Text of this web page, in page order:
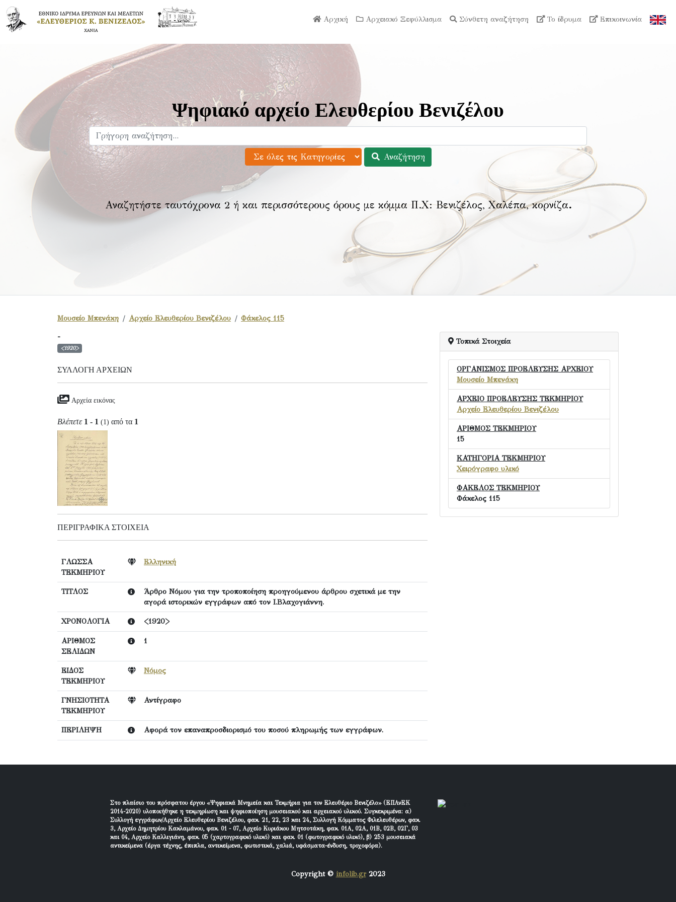
Αρχική Αρχειακό Ξεφύλλισμα Σύνθετη αναζήτηση Το ίδρυμα Επικοινωνία
Ψηφιακό αρχείο Ελευθερίου Βενιζέλου
Αναζήτηση
Αναζητήστε ταυτόχρονα 2 ή και περισσότερους όρους με κόμμα Π.Χ: Βενιζέλος, Χαλέπα, κορνίζα.
Μουσείο Μπενάκη Αρχείο Ελευθερίου Βενιζέλου Φάκελος 115
-
<1920>
ΣΥΛΛΟΓΉ ΑΡΧΕΊΩΝ
Αρχεία εικόνας
Βλέπετε 1 - 1 (1) από τα 1
ΠΕΡΙΓΡΑΦΙΚΆ ΣΤΟΙΧΕΊΑ
ΓΛΩΣΣΑ
ΤΕΚΜΗΡΙΟΥ
Ελληνική
ΤΙΤΛΟΣ
Άρθρο Νόμου για την τροποποίηση προηγούμενου άρθρου σχετικά με την
αγορά ιστορικών εγγράφων από τον Ι.Βλαχογιάννη.
ΧΡΟΝΟΛΟΓΙΑ <1920>
ΑΡΙΘΜΟΣ
ΣΕΛΙΔΩΝ
1
ΕΙΔΟΣ
ΤΕΚΜΗΡΙΟΥ
Νόμος
ΓΝΗΣΙΟΤΗΤΑ
ΤΕΚΜΗΡΙΟΥ
Αντίγραφο
ΠΕΡΙΛΗΨΗ Αφορά τον επαναπροσδιορισμό του ποσού πληρωμής των εγγράφων.
Τοπικά Στοιχεία
ΟΡΓΑΝΙΣΜΟΣ ΠΡΟΕΛΕΥΣΗΣ ΑΡΧΕΙΟΥ
Μουσείο Μπενάκη
ΑΡΧΕΙΟ ΠΡΟΕΛΕΥΣΗΣ ΤΕΚΜΗΡΙΟΥ
Αρχείο Ελευθερίου Βενιζέλου
ΑΡΙΘΜΟΣ ΤΕΚΜΗΡΙΟΥ
15
ΚΑΤΗΓΟΡΙΑ ΤΕΚΜΗΡΙΟΥ
Χειρόγραφο υλικό
ΦΑΚΕΛΟΣ ΤΕΚΜΗΡΙΟΥ
Φάκελος 115
Στο πλαίσιο του πρόσφατου έργου «Ψηφιακά Μνημεία και Τεκμήρια για τον Ελευθέριο Βενιζέλο» (ΕΠΑνΕΚ
2014-2020) υλοποιήθηκε η τεκμηρίωση και ψηφιοποίηση μουσειακού και αρχειακού υλικού. Συγκεκριμένα: α)
Συλλογή εγγράφων/Αρχείο Ελευθερίου Βενιζέλου, φακ. 21, 22, 23 και 24, Συλλογή Κόμματος Φιλελευθέρων, φακ.
3, Αρχείο Δημητρίου Κακλαμάνου, φακ. 01 - 07, Αρχείο Κυριάκου Μητσοτάκη, φακ. 01Α, 02Α, 01Β, 02Β, 02Γ, 03
και 04, Αρχείο Καλλιγιάνη, φακ. 05 (χαρτογραφικό υλικό) και φακ. 01 (φωτογραφικό υλικό), β) 253 μουσειακά
αντικείμενα (έργα τέχνης, έπιπλα, αντικείμενα, φωτιστικά, χαλιά, υφάσματα-ένδυση, τροχοφόρα).
Copyright © infolib.gr2023